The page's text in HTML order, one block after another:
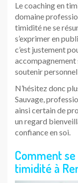
Le coaching en
domaine
timidité ne se
s’exprimer en
c’est justement
accompagnement
soutenir
N’hésitez donc
Sauvage,
ainsi certain de
un regard
confiance en soi.
Comment
timidité à